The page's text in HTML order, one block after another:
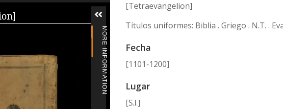
MORE INFORMATION
[Tetraevangelion]
Títulos uniformes: Biblia . Griego . N.T. .
Fecha
[1101-1200]
Lugar
[S.l.]